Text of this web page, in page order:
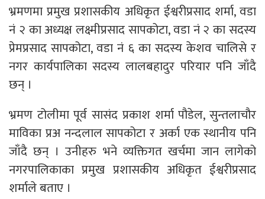
भ्रमणमा प्रमुख प्रशासकीय अधिकृत ईश्वरीप्रसाद शर्मा, वडा
नं २ का अध्यक्ष लक्ष्मीप्रसाद सापकोटा, वडा नं २ का सदस्य
प्रेमप्रसाद सापकोटा, वडा नं ६ का सदस्य केशव चालिसे र
नगर कार्यपालिका सदस्य लालबहादुर परियार पनि जाँदै
छन् ।
भ्रमण टोलीमा पूर्व सासंद प्रकाश शर्मा पौडेल, सुन्तलाचौर
माविका प्रअ नन्दलाल सापकोटा र अर्का एक स्थानीय पनि
जाँदै छन् । उनीहरु भने व्यक्तिगत खर्चमा जान लागेको
नगरपालिकाका प्रमुख प्रशासकीय अधिकृत ईश्वरीप्रसाद
शर्माले बताए ।